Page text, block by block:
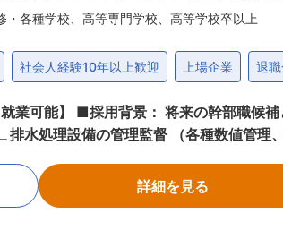
各種学校、高等専門学校、高等学校卒以上
社会人経験10年以上歓迎 上場企業 退
組織強化を目的と
のため非常に重要な業務です。 （2）
の依頼・引き渡し立会い ∟電子マニフ
詳細を見る